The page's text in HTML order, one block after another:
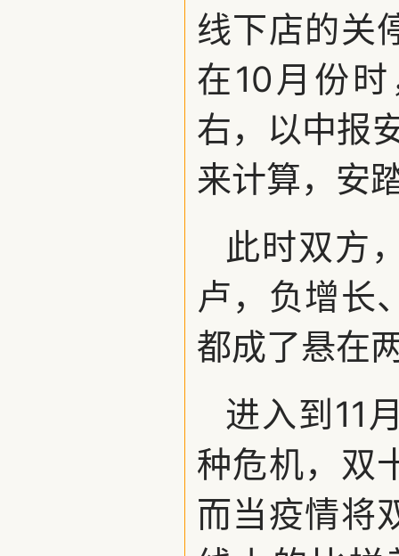
线下店的关
在10月份
右，以中报
来计算，安
此时双方
卢，负增长
都成了悬在
进入到11
种危机，双
而当疫情将